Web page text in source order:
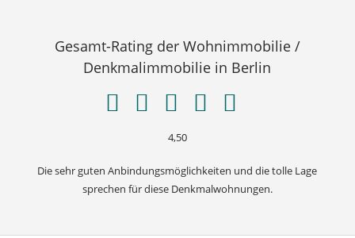
Gesamt-Rating der Wohnimmobilie /
Denkmalimmobilie in Berlin
4,50
Die sehr guten Anbindungsmöglichkeiten und die tolle Lage
sprechen für diese Denkmalwohnungen.